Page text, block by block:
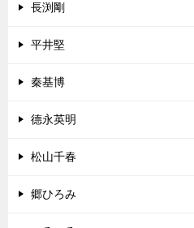
長渕剛
平井堅
秦基博
德永英明
松山千春
郷ひろみ